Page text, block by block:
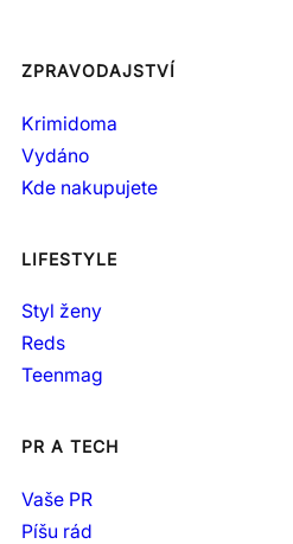
ZPRAVODAJSTVÍ
Krimidoma
Vydáno
Kde nakupujete
LIFESTYLE
Styl ženy
Reds
Teenmag
PR A TECH
Vaše PR
Píšu rád